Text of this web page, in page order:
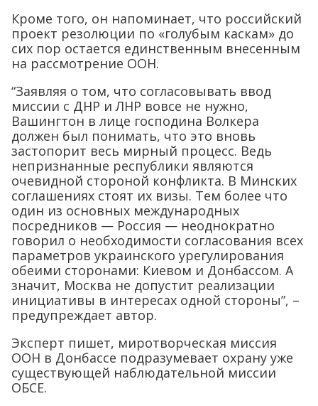
Кроме того, он напоминает, что российский
проект резолюции по «голубым каскам» до
сих пор остается единственным внесенным
на рассмотрение ООН.
“Заявляя о том, что согласовывать ввод
миссии с ДНР и ЛНР вовсе не нужно,
Вашингтон в лице господина Волкера
должен был понимать, что это вновь
застопорит весь мирный процесс. Ведь
непризнанные республики являются
очевидной стороной конфликта. В Минских
соглашениях стоят их визы. Тем более что
один из основных международных
посредников — Россия — неоднократно
говорил о необходимости согласования всех
параметров украинского урегулирования
обеими сторонами: Киевом и Донбассом. А
значит, Москва не допустит реализации
инициативы в интересах одной стороны”, –
предупреждает автор.
Эксперт пишет, миротворческая миссия
ООН в Донбассе подразумевает охрану уже
существующей наблюдательной миссии
ОБСЕ.